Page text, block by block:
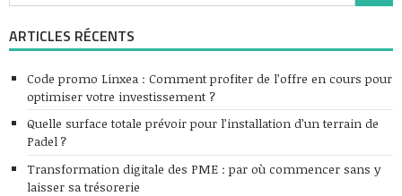
ARTICLES RÉCENTS
Code promo Linxea : Comment profiter de l’offre en cours pour
optimiser votre investissement ?
Quelle surface totale prévoir pour l’installation d’un terrain de
Padel ?
Transformation digitale des PME : par où commencer sans y
laisser sa trésorerie